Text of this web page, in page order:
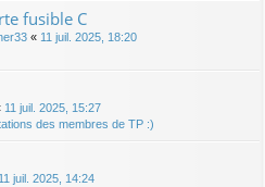
fusible C
« 11 juil. 2025, 18:20
11 juil. 2025, 15:27
des membres de TP :)
11 juil. 2025, 14:24